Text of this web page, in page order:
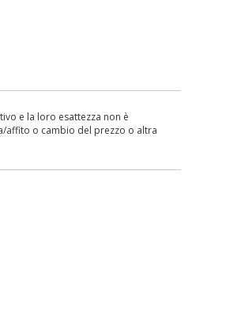
e la loro esattezza non è
affito o cambio del prezzo o altra